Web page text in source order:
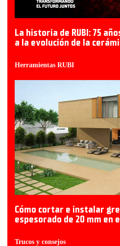
La historia de RUBI: 75
a la evolución de la
Herramientas RUBI
Cómo cortar e instalar
espesorado de 20 mm en
Trucos y consejos